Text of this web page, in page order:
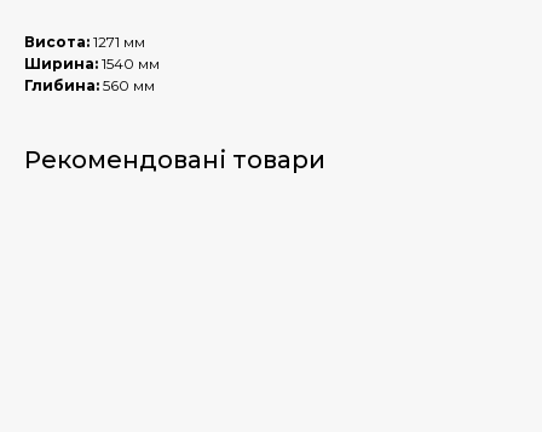
Висота: 1271 мм
Ширина: 1540 мм
Глибина: 560 мм
Рекомендовані товари